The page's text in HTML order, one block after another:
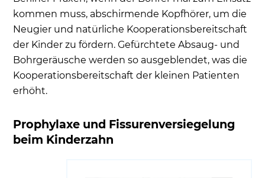
kommen muss, abschirmende Kopfhörer, um die
Neugier und natürliche Kooperationsbereitschaft
der Kinder zu fördern. Gefürchtete Absaug- und
Bohrgeräusche werden so ausgeblendet, was die
Kooperationsbereitschaft der kleinen Patienten
erhöht.
Prophylaxe und Fissurenversiegelung
beim Kinderzahn